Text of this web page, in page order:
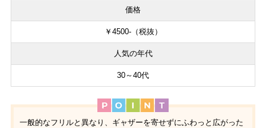
価格
￥4500-（税抜）
人気の年代
30～40代
一般的なフリルと異なり、ギャザーを寄せずにふわっと広がった